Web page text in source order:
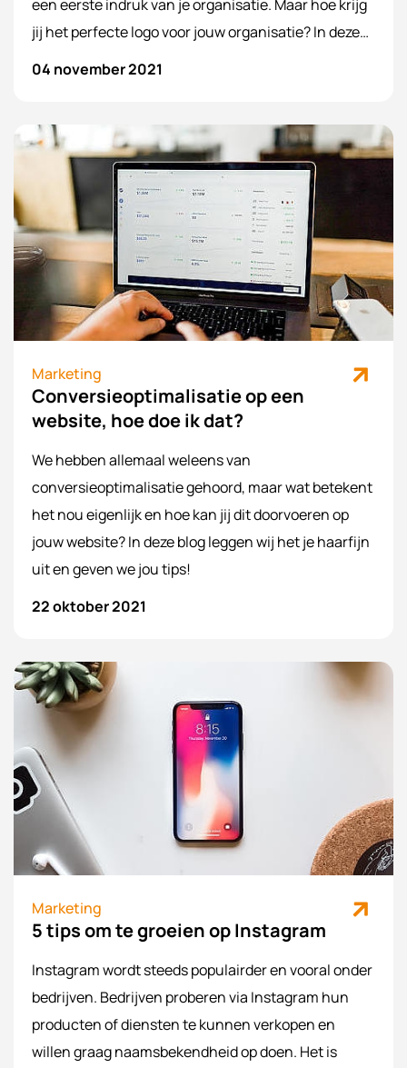
een eerste indruk van je organisatie. Maar hoe krijg
jij het perfecte logo voor jouw organisatie? In deze
blog zullen we 5 tips geven voor het perfecte logo.
04 november 2021
Marketing
Conversieoptimalisatie op een
website, hoe doe ik dat?
We hebben allemaal weleens van
conversieoptimalisatiegehoord, maar wat betekent
het nou eigenlijk en hoe kan jij dit doorvoeren op
jouw website? In deze blog leggen wij het je haarfijn
uit en geven we jou tips!
22 oktober 2021
Marketing
5 tips om te groeien op Instagram
Instagram wordt steeds populairder en vooral onder
bedrijven. Bedrijven proberen via Instagram hun
producten of diensten te kunnen verkopen en
willen graag naamsbekendheid op doen. Het is